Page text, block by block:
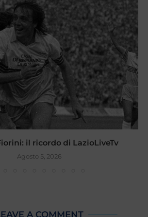
il ricordo di LazioLiveTv
Agosto 5, 2026
A COMMENT